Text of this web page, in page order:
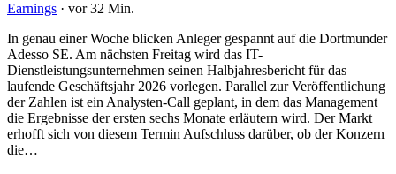
Earnings · vor 32 Min.
In genau einer Woche blicken Anleger gespannt auf die Dortmunder
Adesso SE. Am nächsten Freitag wird das IT-
Dienstleistungsunternehmen seinen Halbjahresbericht für das
laufende Geschäftsjahr 2026 vorlegen. Parallel zur Veröffentlichung
der Zahlen ist ein Analysten-Call geplant, in dem das Management
die Ergebnisse der ersten sechs Monate erläutern wird. Der Markt
erhofft sich von diesem Termin Aufschluss darüber, ob der Konzern
die…